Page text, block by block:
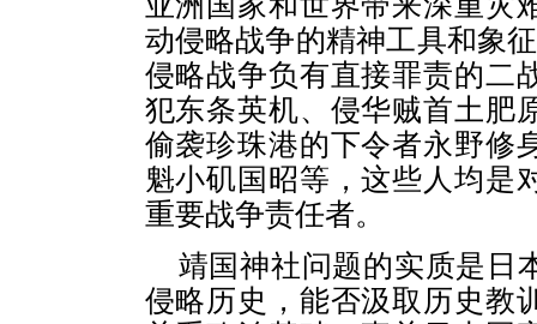
动侵略战争的精神工具和象
侵略战争负有直接罪责的二
犯东条英机、侵华贼首土肥
偷袭珍珠港的下令者永野修
魁小矶国昭等，这些人均是
重要战争责任者。
靖国神社问题的实质是日
侵略历史，能否汲取历史教